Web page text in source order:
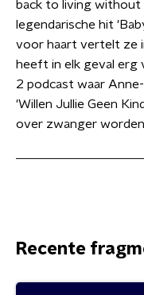
back to living without
legendarische hit
voor haart vertelt ze
heeft in elk geval erg
2 podcast waar
'Willen Jullie Geen
over zwanger
Recente